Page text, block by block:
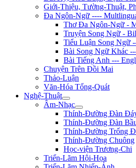
Giới-Thiệu, Tường-Thuật,
Đa Ngôn-Ngữ ----
Thơ Đa Ngôn-Ngữ -
Truyện Song Ngữ -
Tiểu Luận Song Ngữ
Bài Song Ngữ Khác
Bài Tiếng Anh ---
Chuyện Trên Đồi Mai
Thảo-Luận
Văn-Hóa Tổng-Quát
Nghệ-Thuật
Âm-Nhạc
Thính-Đường Đàn
Thính-Đường Đàn
Thính-Đường Trống
Thính-Đường Chuông
Học-viện Trương-Chi
Triển-Lãm Hội-Họa